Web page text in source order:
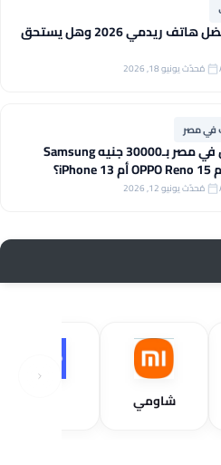
تعرف على أفضل هاتف ريدمي 2026 وهل يستحق
مُحدّث يونيو 18, 2026
في مصر
أفضل موبايل في مصر بـ30000 جنيه Samsung
مُحدّث يونيو 12, 2026
شاومي